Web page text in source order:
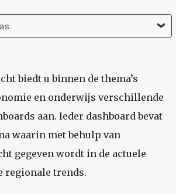
biedt u binnen de thema’s
en onderwijs verschillende
aan. Ieder dashboard bevat
waarin met behulp van
gegeven wordt in de actuele
regionale trends.